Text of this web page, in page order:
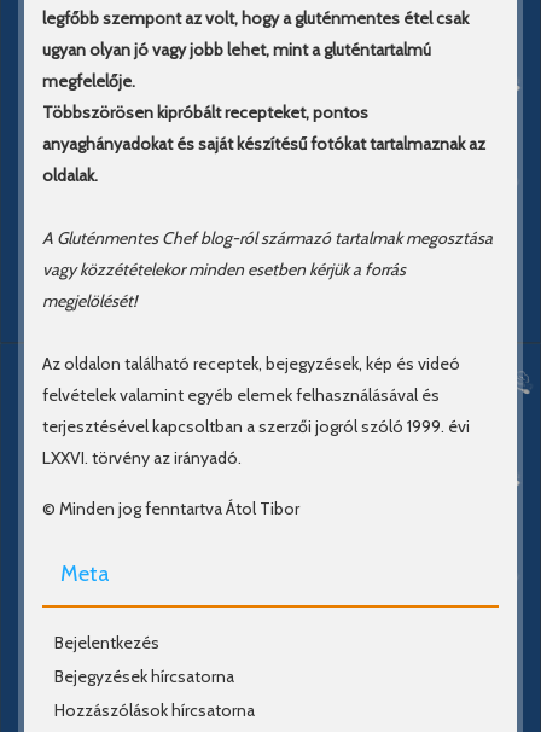
legfőbb szempont az volt, hogy a gluténmentes étel csak
ugyan olyan jó vagy jobb lehet, mint a gluténtartalmú
megfelelője.
Többszörösen kipróbált recepteket, pontos
anyaghányadokat és saját készítésű fotókat tartalmaznak az
oldalak.
A Gluténmentes Chef blog-ról származó tartalmak megosztása
vagy közzétételekor minden esetben kérjük a forrás
megjelölését!
Az oldalon található receptek, bejegyzések, kép és videó
felvételek valamint egyéb elemek felhasználásával és
terjesztésével kapcsoltban a szerzői jogról szóló 1999. évi
LXXVI. törvény az irányadó.
© Minden jog fenntartva Átol Tibor
Meta
Bejelentkezés
Bejegyzések hírcsatorna
Hozzászólások hírcsatorna